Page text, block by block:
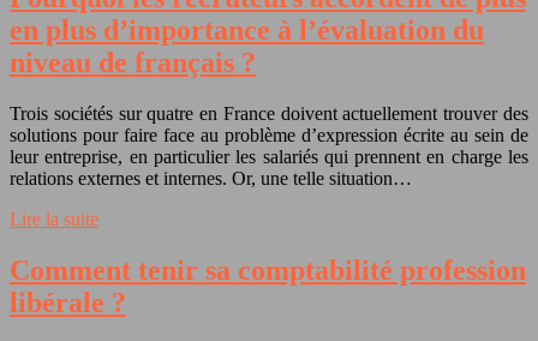
en plus d’importance à l’évaluation du
niveau de français ?
Trois sociétés sur quatre en France doivent actuellement trouver des
solutions pour faire face au problème d’expression écrite au sein de
leur entreprise, en particulier les salariés qui prennent en charge les
relations externes et internes. Or, une telle situation…
Lire la suite
Comment tenir sa comptabilité profession
libérale ?